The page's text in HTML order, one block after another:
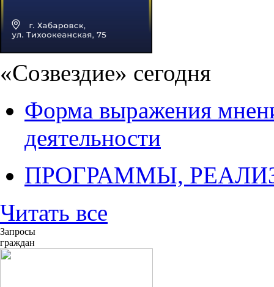
«Созвездие» сегодня
Форма выражения
деятельности
ПРОГРАММЫ,
Читать все
Запросы
граждан